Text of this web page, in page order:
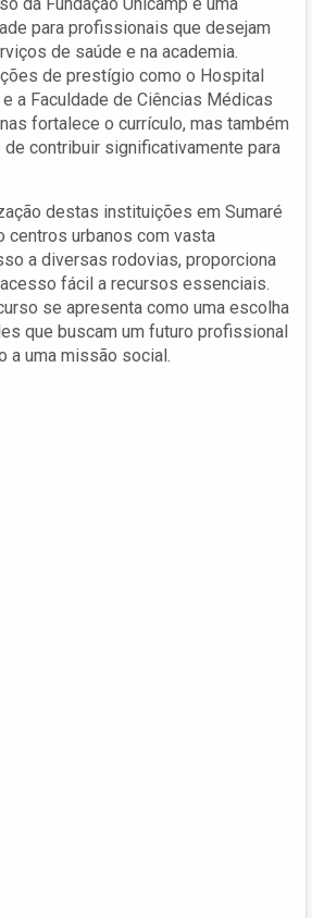
para profissionais que desejam
de saúde e na academia.
de prestígio como o Hospital
a Faculdade de Ciências Médicas
fortalece o currículo, mas também
de contribuir significativamente para
destas instituições em Sumaré
centros urbanos com vasta
a diversas rodovias, proporciona
fácil a recursos essenciais.
se apresenta como uma escolha
que buscam um futuro profissional
a uma missão social.